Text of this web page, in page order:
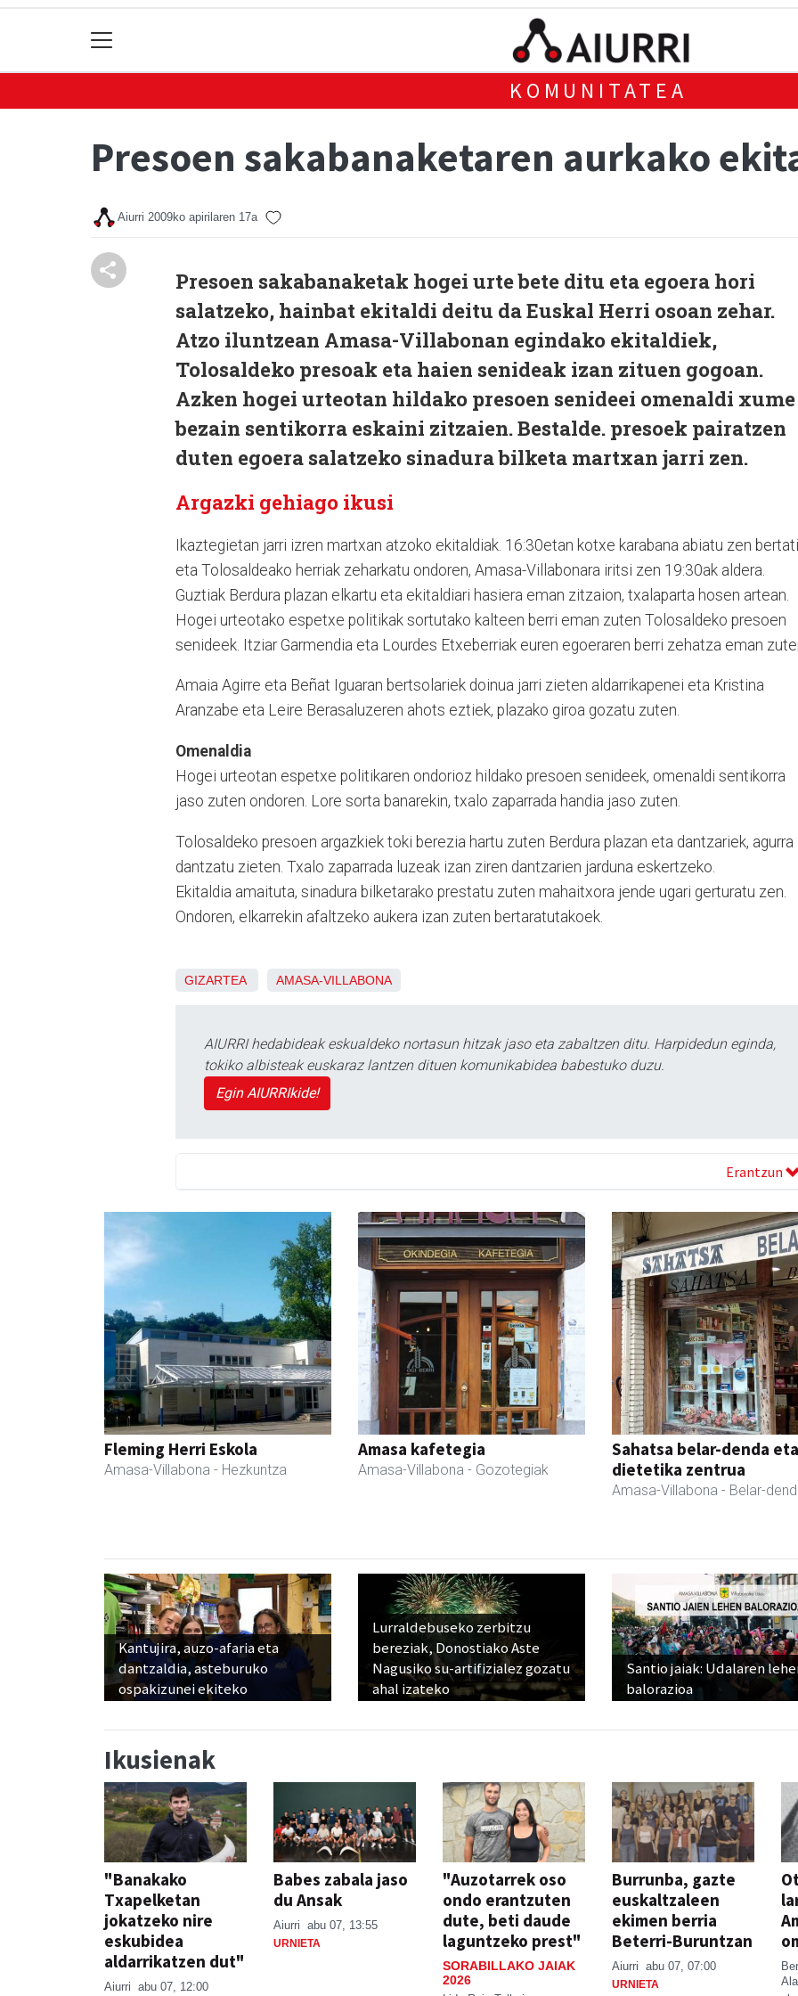
KOMUNITATEA
Presoen sakabanaketaren aurkako
Aiurri 2009ko apirilaren 17a
Presoen sakabanaketak hogei urte bete ditu eta egoera hori
salatzeko, hainbat ekitaldi deitu da Euskal Herri osoan zehar.
Atzo iluntzean Amasa-Villabonan egindako ekitaldiek,
Tolosaldeko presoak eta haien senideak izan zituen gogoan.
Azken hogei urteotan hildako presoen senideei omenaldi xume
bezain sentikorra eskaini zitzaien. Bestalde. presoek pairatzen
duten egoera salatzeko sinadura bilketa martxan jarri zen.
Argazki gehiago ikusi
Ikaztegietan jarri izren martxan atzoko ekitaldiak. 16:30etan kotxe karabana abiatu zen
eta Tolosaldeako herriak zeharkatu ondoren, Amasa-Villabonara iritsi zen 19:30ak aldera.
Guztiak Berdura plazan elkartu eta ekitaldiari hasiera eman zitzaion, txalaparta hosen artean.
Hogei urteotako espetxe politikak sortutako kalteen berri eman zuten Tolosaldeko presoen
senideek. Itziar Garmendia eta Lourdes Etxeberriak euren egoeraren berri zehatza eman
Amaia Agirre eta Beñat Iguaran bertsolariek doinua jarri zieten aldarrikapenei eta Kristina
Aranzabe eta Leire Berasaluzeren ahots eztiek, plazako giroa gozatu zuten.
Omenaldia
Hogei urteotan espetxe politikaren ondorioz hildako presoen senideek, omenaldi sentikorra
jaso zuten ondoren. Lore sorta banarekin, txalo zaparrada handia jaso zuten.
Tolosaldeko presoen argazkiek toki berezia hartu zuten Berdura plazan eta dantzariek, agurra
dantzatu zieten. Txalo zaparrada luzeak izan ziren dantzarien jarduna eskertzeko.
Ekitaldia amaituta, sinadura bilketarako prestatu zuten mahaitxora jende ugari gerturatu zen.
Ondoren, elkarrekin afaltzeko aukera izan zuten bertaratutakoek.
GIZARTEA AMASA-VILLABONA
AIURRI hedabideak eskualdeko nortasun hitzak jaso eta zabaltzen ditu. Harpidedun eginda,
tokiko albisteak euskaraz lantzen dituen komunikabidea babestuko duzu.
Egin AIURRIkide!
Erantzun
Fleming Herri Eskola
Amasa-Villabona - Hezkuntza
Amasa kafetegia
Amasa-Villabona - Gozotegiak
Sahatsa belar-denda eta
dietetika zentrua
Amasa-Villabona - Belar-
Kantujira, auzo-afaria eta
dantzaldia, asteburuko
ospakizunei ekiteko
Lurraldebuseko zerbitzu
bereziak, Donostiako Aste
Nagusiko su-artifizialez gozatu
ahal izateko
Santio jaiak: Udalaren
balorazioa
Ikusienak
"Banakako
Txapelketan
jokatzeko nire
eskubidea
aldarrikatzen dut"
Aiurri abu 07, 12:00
Babes zabala jaso
du Ansak
Aiurri abu 07, 13:55
URNIETA
"Auzotarrek oso
ondo erantzuten
dute, beti daude
laguntzeko prest"
SORABILLAKO JAIAK
2026
Burrunba, gazte
euskaltzaleen
ekimen berria
Beterri-Buruntzan
Aiurri abu 07, 07:00
URNIETA